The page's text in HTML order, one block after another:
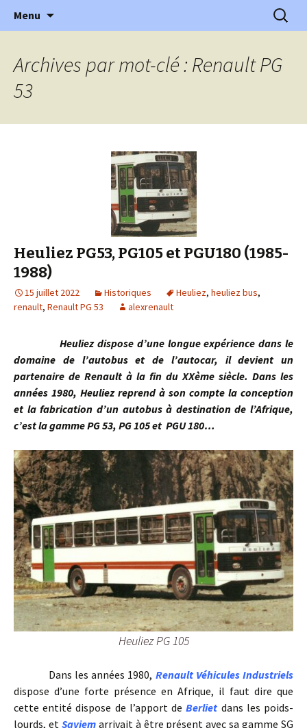
l'Automobile Ancienne
l'automobile ancienne : articles, historiques
…
Menu
Archives par mot-clé : Renault PG
53
Heuliez PG53, PG105 et PGU180 (1985-
1988)
15 juillet 2022 Historiques Heuliez, heuliez bus,
renault, Renault PG 53 alexrenault
Heuliez dispose d’une longue expérience dans le
domaine de l’autobus et de l’autocar, il devient un
partenaire de Renault à la fin du XXème siècle. Dans les
années 1980, Heuliez reprend à son compte la conception
et la fabrication d’un autobus à destination de l’Afrique,
c’est la gamme PG 53, PG 105 et PGU 180…
Heuliez PG 105
Dans les années 1980, Renault Véhicules Industriels
dispose d’une forte présence en Afrique, il faut dire que
cette entité dispose de l’apport deBerliet dans les poids-
lourds, et Saviemarrivait à être présent avec sa gamme SG